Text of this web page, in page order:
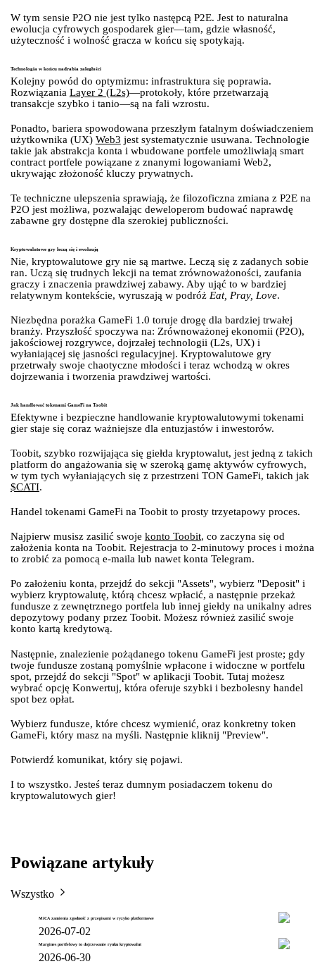
W tym sensie P2O nie jest tylko następcą P2E. Jest to naturalna
ewolucja cyfrowych gospodarek gier—tam, gdzie własność,
użyteczność i wolność gracza w końcu się spotykają.
Technologia w końcu nadrabia zaległości
Kolejny powód do optymizmu: infrastruktura się poprawia.
Rozwiązania Layer 2 (L2s)—protokoły, które przetwarzają
transakcje szybko i tanio—są na fali wzrostu.
Ponadto, bariera spowodowana przeszłym fatalnym doświadczeniem
użytkownika (UX) Web3 jest systematycznie usuwana. Technologie
takie jak abstrakcja konta i wbudowane portfele umożliwiają smart
contract portfele powiązane z znanymi logowaniami Web2,
ukrywając złożoność kluczy prywatnych.
Te techniczne ulepszenia sprawiają, że filozoficzna zmiana z P2E na
P2O jest możliwa, pozwalając deweloperom budować naprawdę
zabawne gry dostępne dla szerokiej publiczności.
Kryptowalutowe gry leczą się i ewoluują
Nie, kryptowalutowe gry nie są martwe. Leczą się z zadanych sobie
ran. Uczą się trudnych lekcji na temat zrównoważoności, zaufania
graczy i znaczenia prawdziwej zabawy. Aby ująć to w bardziej
relatywnym kontekście, wyruszają w podróż Eat, Pray, Love.
Niezbędna porażka GameFi 1.0 toruje drogę dla bardziej trwałej
branży. Przyszłość spoczywa na: Zrównoważonej ekonomii (P2O),
jakościowej rozgrywce, dojrzałej technologii (L2s, UX) i
wyłaniającej się jasności regulacyjnej. Kryptowalutowe gry
przetrwały swoje chaotyczne młodości i teraz wchodzą w okres
dojrzewania i tworzenia prawdziwej wartości.
Jak handlować tokenami GameFi na Toobit
Efektywne i bezpieczne handlowanie kryptowalutowymi tokenami
gier staje się coraz ważniejsze dla entuzjastów i inwestorów.
Toobit, szybko rozwijająca się giełda kryptowalut, jest jedną z takich
platform do angażowania się w szeroką gamę aktywów cyfrowych,
w tym tych wyłaniających się z przestrzeni TON GameFi, takich jak
$CATI.
Handel tokenami GameFi na Toobit to prosty trzyetapowy proces.
Najpierw musisz zasilić swoje konto Toobit, co zaczyna się od
założenia konta na Toobit. Rejestracja to 2-minutowy proces i można
to zrobić za pomocą e-maila lub nawet konta Telegram.
Po założeniu konta, przejdź do sekcji "Assets", wybierz "Deposit" i
wybierz kryptowalutę, którą chcesz wpłacić, a następnie przekaż
fundusze z zewnętrznego portfela lub innej giełdy na unikalny adres
depozytowy podany przez Toobit. Możesz również zasilić swoje
konto kartą kredytową.
Następnie, znalezienie pożądanego tokenu GameFi jest proste; gdy
twoje fundusze zostaną pomyślnie wpłacone i widoczne w portfelu
spot, przejdź do sekcji "Spot" w aplikacji Toobit. Tutaj możesz
wybrać opcję Konwertuj, która oferuje szybki i bezbolesny handel
spot bez opłat.
Wybierz fundusze, które chcesz wymienić, oraz konkretny token
GameFi, który masz na myśli. Następnie kliknij "Preview".
Potwierdź komunikat, który się pojawi.
I to wszystko. Jesteś teraz dumnym posiadaczem tokenu do
kryptowalutowych gier!
Powiązane artykuły
Wszystko
MiCA zamienia zgodność z przepisami w ryzyko platformowe
2026-07-02
Margines portfelowy to dojrzewanie rynku kryptowalut
2026-06-30